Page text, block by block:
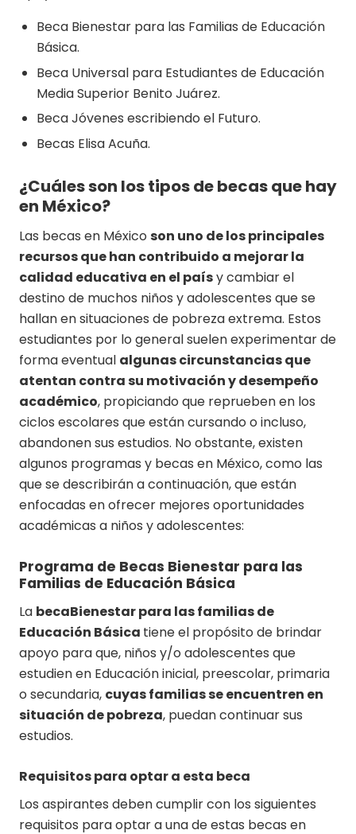
Beca Bienestar para las Familias de Educación
Básica.
Beca Universal para Estudiantes de Educación
Media Superior Benito Juárez.
Beca Jóvenes escribiendo el Futuro.
Becas Elisa Acuña.
¿Cuáles son los tipos de becas que hay
en México?
Las becas en México son uno de los principales
recursos que han contribuido a mejorar la
calidad educativa en el paísy cambiar el
destino de muchos niños y adolescentes que se
hallan en situaciones de pobreza extrema. Estos
estudiantes por lo general suelen experimentar de
forma eventual algunas circunstancias que
atentan contra su motivación y desempeño
académico, propiciando que reprueben en los
ciclos escolares que están cursando o incluso,
abandonen sus estudios. No obstante, existen
algunos programas y becas en México, como las
que se describirán a continuación, que están
enfocadas en ofrecer mejores oportunidades
académicas a niños y adolescentes:
Programa de Becas Bienestar para las
Familias de Educación Básica
La becaBienestar para las familias de
Educación Básica tiene el propósito de brindar
apoyo para que, niños y/o adolescentes que
estudien en Educación inicial, preescolar, primaria
o secundaria, cuyas familias se encuentren en
situación de pobreza, puedan continuar sus
estudios.
Requisitos para optar a esta beca
Los aspirantes deben cumplir con los siguientes
requisitos para optar a una de estas becas en